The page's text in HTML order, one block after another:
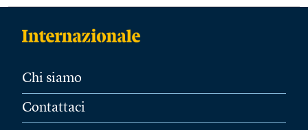
Chi siamo
Contattaci